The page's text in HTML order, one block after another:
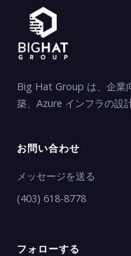
Big Hat Group は、企業
築、Azure インフラの設
お問い合わせ
メッセージを送る
(403) 618-8778
フォローする